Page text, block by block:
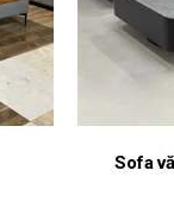
Sofa